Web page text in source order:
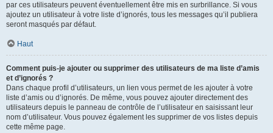
par ces utilisateurs peuvent éventuellement être mis en surbrillance. Si vous
ajoutez un utilisateur à votre liste d’ignorés, tous les messages qu’il publiera
seront masqués par défaut.
Haut
Comment puis-je ajouter ou supprimer des utilisateurs de ma liste d’amis
et d’ignorés ?
Dans chaque profil d’utilisateurs, un lien vous permet de les ajouter à votre
liste d’amis ou d’ignorés. De même, vous pouvez ajouter directement des
utilisateurs depuis le panneau de contrôle de l’utilisateur en saisissant leur
nom d’utilisateur. Vous pouvez également les supprimer de vos listes depuis
cette même page.